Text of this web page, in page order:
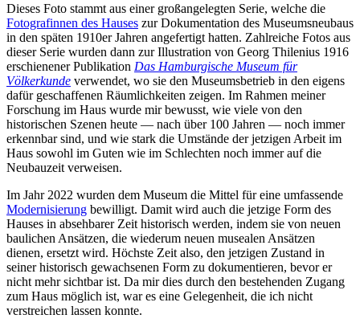
Dieses Foto stammt aus einer großangelegten Serie, welche die
Fotografinnen des Hauses zur Dokumentation des Museumsneubaus
in den späten 1910er Jahren angefertigt hatten. Zahlreiche Fotos aus
dieser Serie wurden dann zur Illustration von Georg Thilenius 1916
erschienener Publikation Das Hamburgische Museum für
Völkerkunde verwendet, wo sie den Museumsbetrieb in den eigens
dafür geschaffenen Räumlichkeiten zeigen. Im Rahmen meiner
Forschung im Haus wurde mir bewusst, wie viele von den
historischen Szenen heute — nach über 100 Jahren — noch immer
erkennbar sind, und wie stark die Umstände der jetzigen Arbeit im
Haus sowohl im Guten wie im Schlechten noch immer auf die
Neubauzeit verweisen.
Im Jahr 2022 wurden dem Museum die Mittel für eine umfassende
Modernisierung bewilligt. Damit wird auch die jetzige Form des
Hauses in absehbarer Zeit historisch werden, indem sie von neuen
baulichen Ansätzen, die wiederum neuen musealen Ansätzen
dienen, ersetzt wird. Höchste Zeit also, den jetzigen Zustand in
seiner historisch gewachsenen Form zu dokumentieren, bevor er
nicht mehr sichtbar ist. Da mir dies durch den bestehenden Zugang
zum Haus möglich ist, war es eine Gelegenheit, die ich nicht
verstreichen lassen konnte.